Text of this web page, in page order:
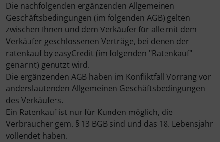
Die nachfolgenden ergänzenden Allgemeinen
Geschäftsbedingungen (im folgenden AGB) gelten
zwischen Ihnen und dem Verkäufer für alle mit dem
Verkäufer geschlossenen Verträge, bei denen der
ratenkauf by easyCredit (im folgenden "Ratenkauf"
genannt) genutzt wird.
Die ergänzenden AGB haben im Konfliktfall Vorrang vor
anderslautenden Allgemeinen Geschäftsbedingungen
des Verkäufers.
Ein Ratenkauf ist nur für Kunden möglich, die
Verbraucher gem. § 13 BGB sind und das 18. Lebensjahr
vollendet haben.